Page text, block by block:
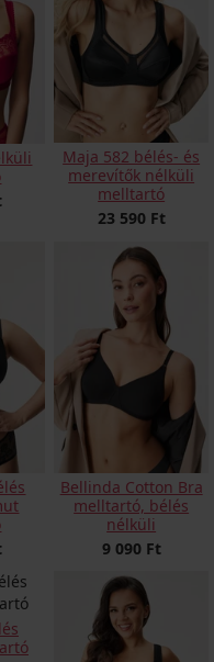
Maja 582 bélés- és
merevítők nélküli
melltartó
23 590 Ft
Bellinda Cotton Bra
melltartó, bélés
nélküli
9 090 Ft